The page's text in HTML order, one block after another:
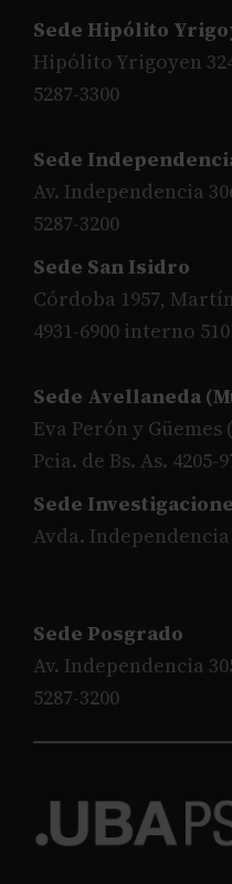
Sede Hipólito
Hipólito Yrigoyen
5287-3300
Sede
Av. Independencia
5287-3200
Sede San Isidro
Córdoba 1957,
4931-6900 interno
Sede Avellaneda
Eva Perón y Güemes
Pcia. de Bs. As. 4205-
Sede
Avda. Independencia
Sede Posgrado
Av. Independencia
5287-3200